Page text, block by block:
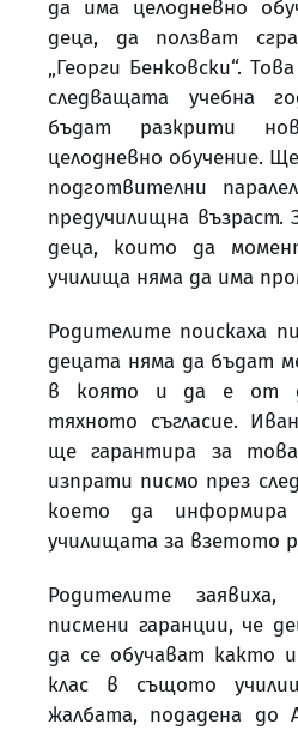
да има целодневно
деца, да ползват
„Георги Бенковски“.
следващата учебна
бъдат разкрити
целодневно обучение.
подготвителни
предучилищна възраст.
деца, които да
училища няма да има
Родителите поискаха
децата няма да бъдат
в която и да е от
тяхното съгласие.
ще гарантира за
изпрати писмо през
което да
училищата за взетото
Родителите
писмени гаранции, че
да се обучават както
клас в същото
жалбата, подадена до